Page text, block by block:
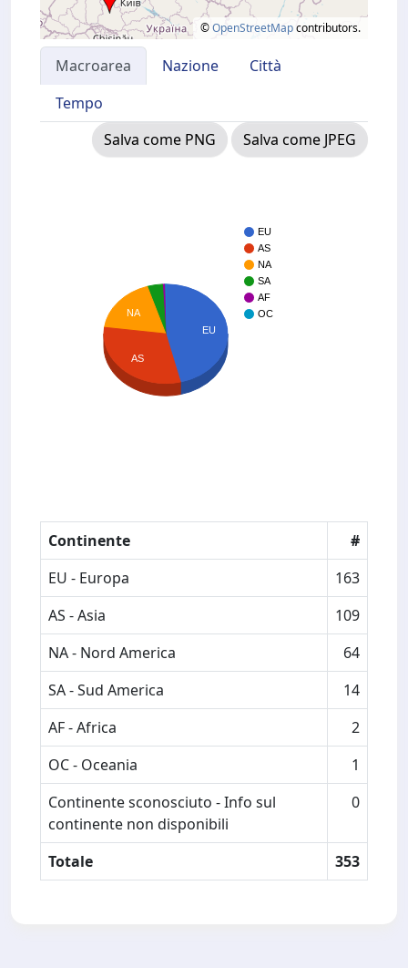
©OpenStreetMapcontributors.
Macroarea Nazione
Città
Tempo
Salva come PNG
Salva come JPEG
EU
AS
NA
SA
AF
OC
EU
NA
AS
Continente
#
EU - Europa
163
AS - Asia
109
NA - Nord America
64
SA - Sud America
14
AF - Africa
2
OC - Oceania
1
Continente sconosciuto - Info sul
continente non disponibili
0
Totale 353